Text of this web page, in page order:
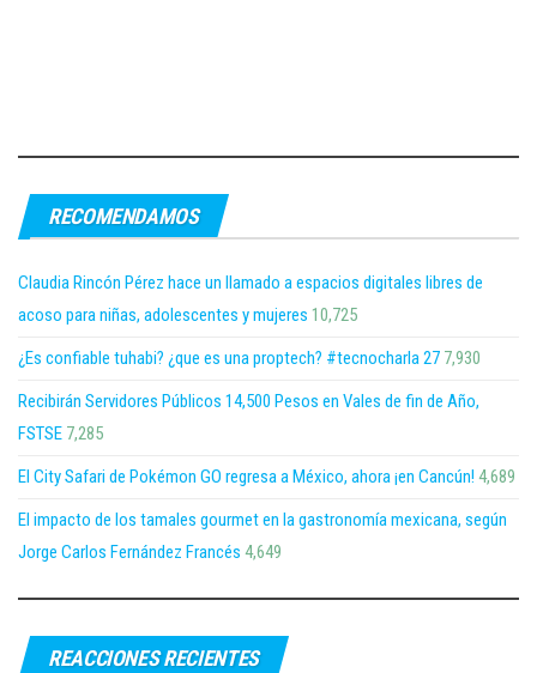
RECOMENDAMOS
Claudia Rincón Pérez hace un llamado a espacios digitales libres de
acoso para niñas, adolescentes y mujeres 10,725
¿Es confiable tuhabi? ¿que es una proptech? #tecnocharla 27 7,930
Recibirán Servidores Públicos 14,500 Pesos en Vales de fin de Año,
FSTSE 7,285
El City Safari de Pokémon GO regresa a México, ahora ¡en Cancún! 4,689
El impacto de los tamales gourmet en la gastronomía mexicana, según
Jorge Carlos Fernández Francés 4,649
REACCIONES RECIENTES